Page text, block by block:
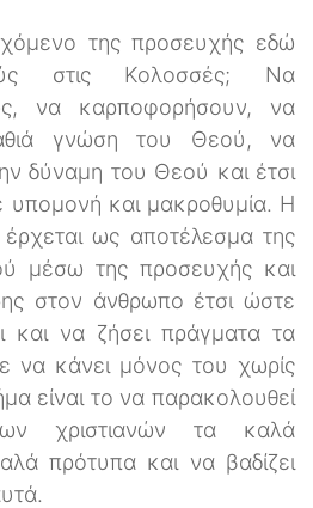
της προσευχής εδώ
στις Κολοσσές; Να
να καρποφορήσουν, να
γνώση του Θεού, να
δύναμη του Θεού και έτσι
και μακροθυμία. Η
ως αποτέλεσμα της
μέσω της προσευχής και
στον άνθρωπο έτσι ώστε
και να ζήσει πράγματα τα
να κάνει μόνος του χωρίς
είναι το να παρακολουθεί
χριστιανών τα καλά
πρότυπα και να βαδίζει